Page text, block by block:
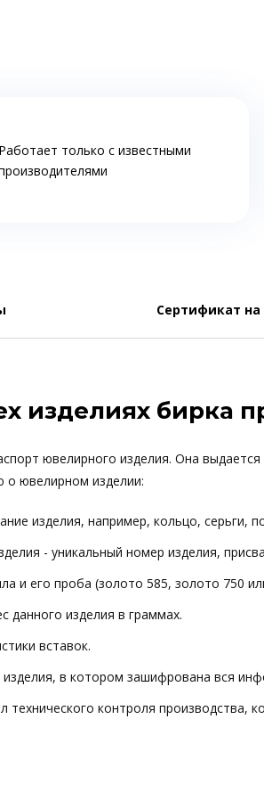
Работает только с известными
Сертификат
изделиях бирка
ювелирного изделия. Она
ювелирном изделии:
изделия, например, кольцо, серьги,
- уникальный номер изделия,
и его проба (золото 585, золото 750
данного изделия в граммах.
вставок.
в котором зашифрована вся
технического контроля производства,